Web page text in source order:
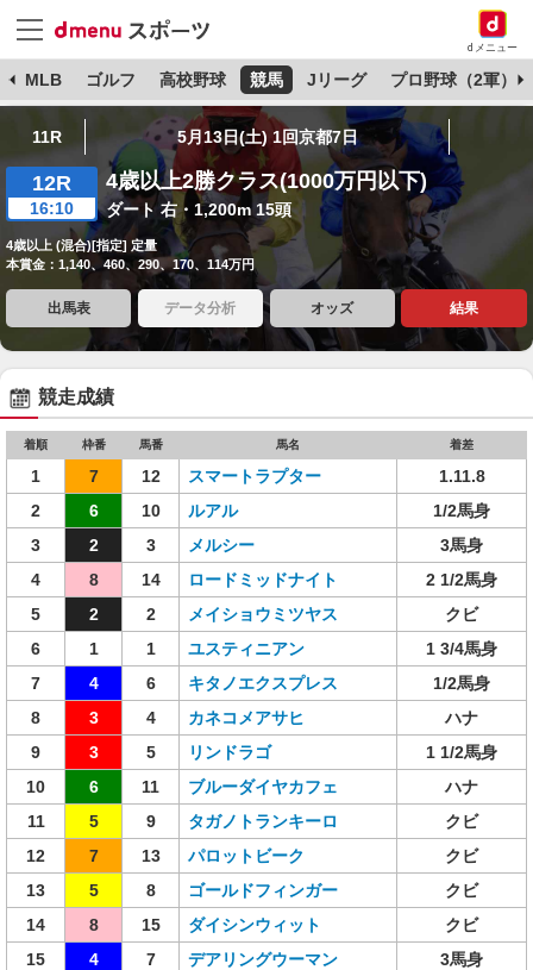
dメニュー
MLB ゴルフ 高校野球 競馬 Jリーグ プロ野球（2軍）
11R 5月13日(土) 1回京都7日
12R
16:10
4歳以上2勝クラス(1000万円以下)
ダート 右・1,200m 15頭
4歳以上 (混合)[指定] 定量
本賞金：1,140、460、290、170、114万円
出馬表 データ分析 オッズ 結果
競走成績
着順 枠番 馬番 馬名 着差
1 7 12 スマートラプター
1.11.8
2
6 10 ルアル
1/2馬身
3
2 3 メルシー
3馬身
4
8 14 ロードミッドナイト
2 1/2馬身
5
2 2 メイショウミツヤス
クビ
6
1 1 ユスティニアン
1 3/4馬身
7
4 6 キタノエクスプレス
1/2馬身
8
3 4 カネコメアサヒ
ハナ
9
3 5 リンドラゴ
1 1/2馬身
10
6 11 ブルーダイヤカフェ
ハナ
11
5 9 タガノトランキーロ
クビ
12
7 13 パロットビーク
クビ
13
5 8 ゴールドフィンガー
クビ
14
8 15 ダイシンウィット
クビ
15
4 7 デアリングウーマン 3馬身